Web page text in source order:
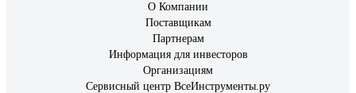
О Компании
Поставщикам
Партнерам
Информация для инвесторов
Организациям
Сервисный центр ВсеИнструменты.ру